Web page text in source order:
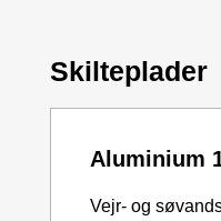
Skilteplader
Aluminium
Vejr- og